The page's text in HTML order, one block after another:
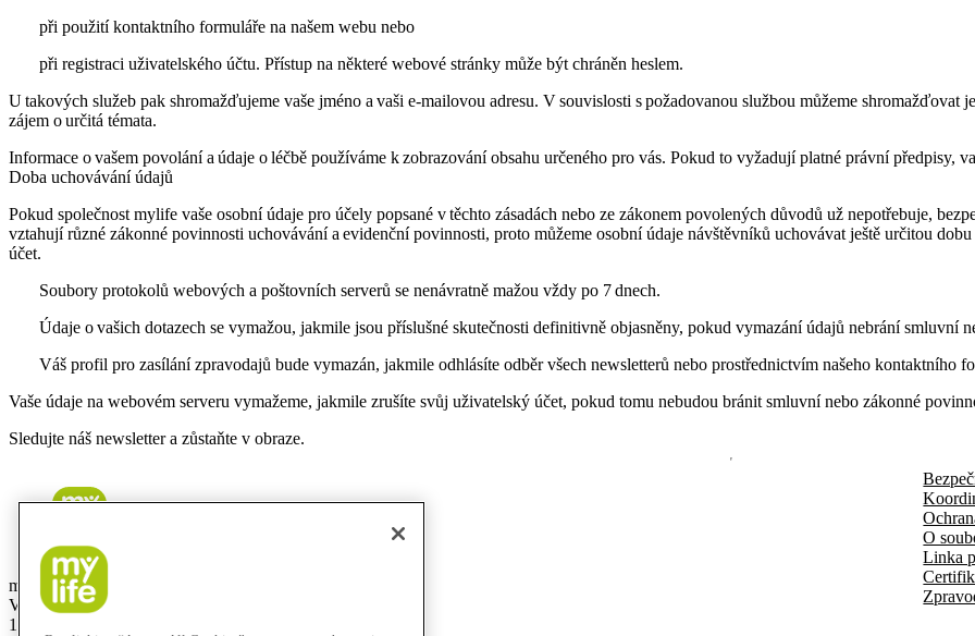
při použití kontaktního formuláře na našem webu nebo
při registraci uživatelského účtu. Přístup na některé webové stránky může být chráněn heslem.
U takových služeb pak shromažďujeme vaše jméno a vaši e-mailovou adresu. V souvislosti s požadovanou službou můžeme shromažďovat
zájem o určitá témata.
Informace o vašem povolání a údaje o léčbě používáme k zobrazování obsahu určeného pro vás. Pokud to vyžadují platné právní předpisy,
Doba uchovávání údajů
Pokud společnost mylife vaše osobní údaje pro účely popsané v těchto zásadách nebo ze zákonem povolených důvodů už nepotřebuje,
vztahují různé zákonné povinnosti uchovávání a evidenční povinnosti, proto můžeme osobní údaje návštěvníků uchovávat ještě určitou
účet.
Soubory protokolů webových a poštovních serverů se nenávratně mažou vždy po 7 dnech.
Údaje o vašich dotazech se vymažou, jakmile jsou příslušné skutečnosti definitivně objasněny, pokud vymazání údajů nebrání smluvní
Váš profil pro zasílání zpravodajů bude vymazán, jakmile odhlásíte odběr všech newsletterů nebo prostřednictvím našeho kontaktního
Vaše údaje na webovém serveru vymažeme, jakmile zrušíte svůj uživatelský účet, pokud tomu nebudou bránit smluvní nebo zákonné
Sledujte náš newsletter a zůstaňte v obraze.
mylife Diabetes Care s.r.o.
Vinohradská 1597/174
130 00 Praha 3
O
Linka